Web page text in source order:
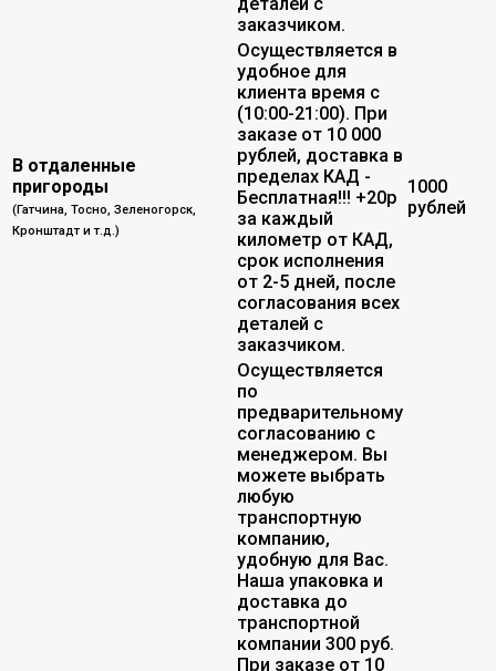
заказчиком.
В отдаленные
пригороды
(Гатчина, Тосно, Зеленогорск,
Кронштадт и т.д.)
Осуществляется в
удобное для
клиента время с
(10:00-21:00). При
заказе от 10 000
рублей, доставка в
пределах КАД -
Бесплатная!!! +20р
за каждый
километр от КАД,
срок исполнения
от 2-5 дней, после
согласования всех
деталей с
заказчиком.
1000
рублей
Осуществляется
по
предварительному
согласованию с
менеджером. Вы
можете выбрать
любую
транспортную
компанию,
удобную для Вас.
Наша упаковка и
доставка до
транспортной
компании 300 руб.
При заказе от 10